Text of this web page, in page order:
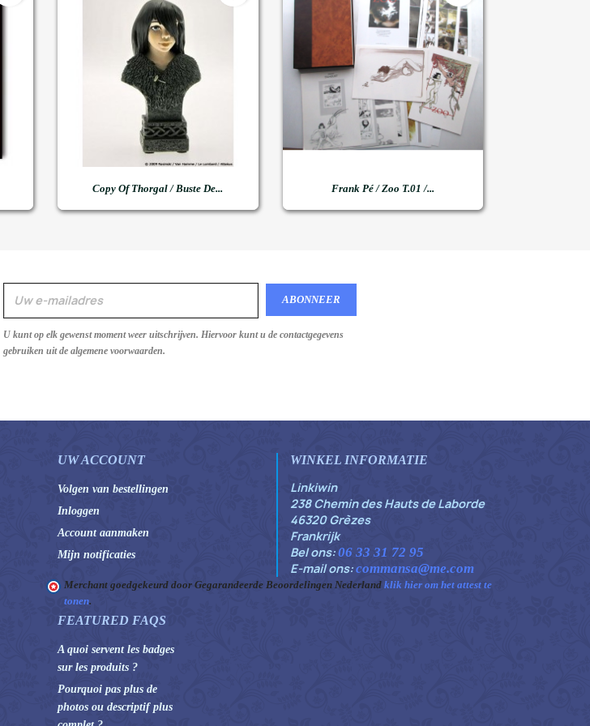
Snel bekijken
Copy Of Thorgal / Buste De...  Snel bekijken
Frank Pé / Zoo T.01 /...
U kunt op elk gewenst moment weer uitschrijven. Hiervoor kunt u de contactgegevens
gebruiken uit de algemene voorwaarden.
UW ACCOUNT
Volgen van bestellingen
Inloggen
Account aanmaken
Mijn notificaties
WINKEL INFORMATIE
Linkiwin
238 Chemin des Hauts de Laborde
46320 Grèzes
Frankrijk
Bel ons:06 33 31 72 95
E-mail ons:commansa@me.com
Merchant goedgekeurd door Gegarandeerde Beoordelingen Nederland klik hier om het attest te
tonen.
FEATURED FAQS
A quoi servent les badges
sur les produits ?
Pourquoi pas plus de
photos ou descriptif plus